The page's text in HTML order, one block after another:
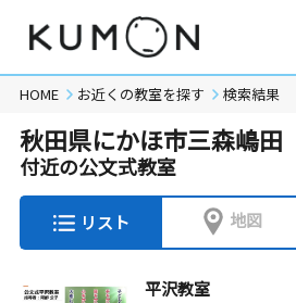
HOME お近くの教室を探す 検索結果
秋田県にかほ市三森嶋田
付近の公文式教室
リスト 地図
平沢教室